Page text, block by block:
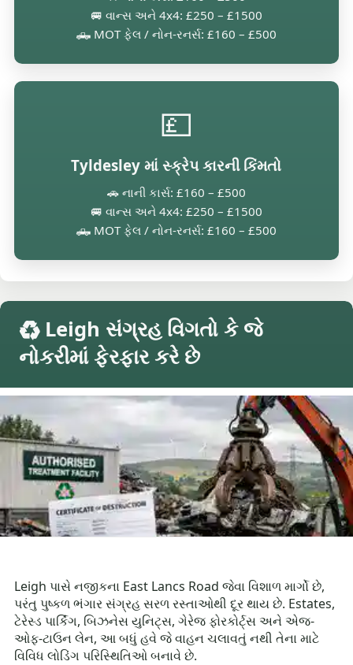
🚐 વાન્સ અને 4x4: £250 – £1500
🛻 MOT ફેલ / નોન-રનર્સ: £160 – £500
💷
Tyldesley માં સ્ક્રેપ કારની કિંમતો
🚗 નાની કાર્સ: £160 – £500
🚐 વાન્સ અને 4x4: £250 – £1500
🛻 MOT ફેલ / નોન-રનર્સ: £160 – £500
♻️ Leigh સંગ્રહ વિગતો કે જે
નોકરીમાં ફેરફાર કરે છે
Leigh પાસે નજીકના East Lancs Road જેવા વિશાળ માર્ગો છે,
પરંતુ પુષ્કળ ભંગાર સંગ્રહ સરળ રસ્તાઓથી દૂર થાય છે. Estates,
ટેરેસ્ડ પાર્કિંગ, બિઝનેસ યુનિટ્સ, ગેરેજ ફોરકોર્ટ્સ અને એજ-
ઓફ-ટાઉન લેન, આ બધું હવે જે વાહન ચલાવતું નથી તેના માટે
વિવિધ લોડિંગ પરિસ્થિતિઓ બનાવે છે.